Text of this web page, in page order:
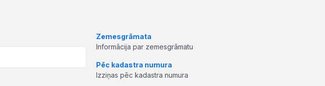
Zemesgrāmata
Informācija par zemesgrāmatu
Pēc kadastra numura
Izziņas pēc kadastra numura